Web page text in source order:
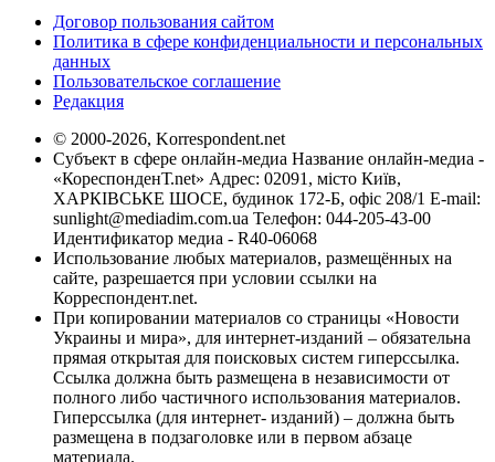
Договор пользования сайтом
Политика в сфере конфиденциальности и персональных
данных
Пользовательское соглашение
Редакция
© 2000-2026, Korrespondent.net
Субъект в сфере онлайн-медиа Название онлайн-медиа -
«КореспонденТ.net» Адрес: 02091, місто Київ,
ХАРКІВСЬКЕ ШОСЕ, будинок 172-Б, офіс 208/1 E-mail:
sunlight@mediadim.com.ua Телефон: 044-205-43-00
Идентификатор медиа - R40-06068
Использование любых материалов, размещённых на
сайте, разрешается при условии ссылки на
Корреспондент.net.
При копировании материалов со страницы «Новости
Украины и мира», для интернет-изданий – обязательна
прямая открытая для поисковых систем гиперссылка.
Ссылка должна быть размещена в независимости от
полного либо частичного использования материалов.
Гиперссылка (для интернет- изданий) – должна быть
размещена в подзаголовке или в первом абзаце
материала.